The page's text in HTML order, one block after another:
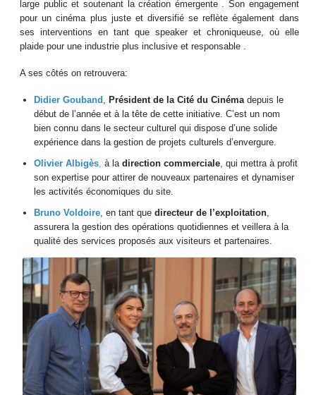
large public et soutenant la création émergente .​ Son engagement
pour un cinéma plus juste et diversifié se reflète également dans
ses interventions en tant que speaker et chroniqueuse, où elle
plaide pour une industrie plus inclusive et responsable .​
A ses côtés on retrouvera:
Didier Gouband , Président de la Cité du Cinémadepuis le
début de l’année et à la tête de cette initiative. C’est un nom
bien connu dans le secteur culturel qui dispose d’une solide
expérience dans la gestion de projets culturels d’envergure.
Olivier Albigès, à ladirection commerciale, qui mettra à profit
son expertise pour attirer de nouveaux partenaires et dynamiser
les activités économiques du site.
Bruno Voldoire, en tant quedirecteur de l’exploitation,
assurera la gestion des opérations quotidiennes et veillera à la
qualité des services proposés aux visiteurs et partenaires.